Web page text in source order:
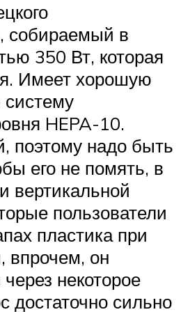
собираемый в
350 Вт, которая
Имеет хорошую
систему
HEPA-10.
поэтому надо быть
его не помять, в
вертикальной
пользователи
пластика при
впрочем, он
некоторое
достаточно сильно